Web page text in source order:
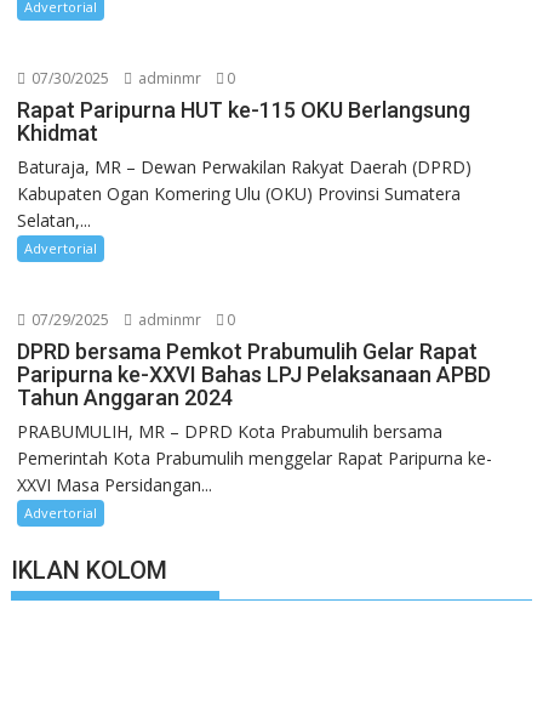
Advertorial
07/30/2025 adminmr 0
Rapat Paripurna HUT ke-115 OKU Berlangsung
Khidmat
Baturaja, MR – Dewan Perwakilan Rakyat Daerah (DPRD)
Kabupaten Ogan Komering Ulu (OKU) Provinsi Sumatera
Selatan,...
Advertorial
07/29/2025 adminmr 0
DPRD bersama Pemkot Prabumulih Gelar Rapat
Paripurna ke-XXVI Bahas LPJ Pelaksanaan APBD
Tahun Anggaran 2024
PRABUMULIH, MR – DPRD Kota Prabumulih bersama
Pemerintah Kota Prabumulih menggelar Rapat Paripurna ke-
XXVI Masa Persidangan...
Advertorial
IKLAN KOLOM